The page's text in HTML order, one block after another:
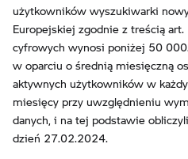
użytkowników wyszukiwarki
Europejskiej zgodnie z treścią
cyfrowych wynosi poniżej 50
w oparciu o średnią miesięczną
aktywnych użytkowników w
miesięcy przy uwzględnieniu
danych, i na tej podstawie
dzień 27.02.2024.